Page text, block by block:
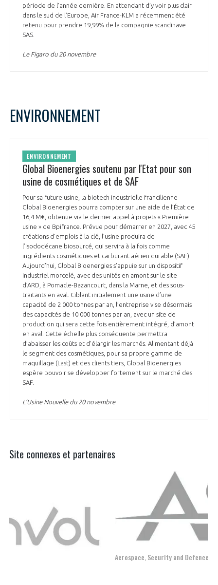
période de l’année dernière. En attendant d’y voir plus clair
dans le sud de l’Europe, Air France-KLM a récemment été
retenu pour prendre 19,99% de la compagnie scandinave
SAS.
Le Figaro du 20 novembre
ENVIRONNEMENT
ENVIRONNEMENT
Global Bioenergies soutenu par l'Etat pour son
usine de cosmétiques et de SAF
Pour sa future usine, la biotech industrielle francilienne
Global Bioenergies pourra compter sur une aide de l’État de
16,4 M€, obtenue via le dernier appel à projets « Première
usine » de Bpifrance. Prévue pour démarrer en 2027, avec 45
créations d’emplois à la clé, l’usine produira de
l’isododécane biosourcé, qui servira à la fois comme
ingrédients cosmétiques et carburant aérien durable (SAF).
Aujourd’hui, Global Bioenergies s’appuie sur un dispositif
industriel morcelé, avec des unités en amont sur le site
d’ARD, à Pomacle-Bazancourt, dans la Marne, et des sous-
traitants en aval. Ciblant initialement une usine d’une
capacité de 2 000 tonnes par an, l’entreprise vise désormais
des capacités de 10 000 tonnes par an, avec un site de
production qui sera cette fois entièrement intégré, d’amont
en aval. Cette échelle plus conséquente permettra
d’abaisser les coûts et d’élargir les marchés. Alimentant déjà
le segment des cosmétiques, pour sa propre gamme de
maquillage (Last) et des clients tiers, Global Bioenergies
espère pouvoir se développer fortement sur le marché des
SAF.
L’Usine Nouvelle du 20 novembre
Site connexes et partenaires
Aerospace, Security and Defence Industries Association of Europe